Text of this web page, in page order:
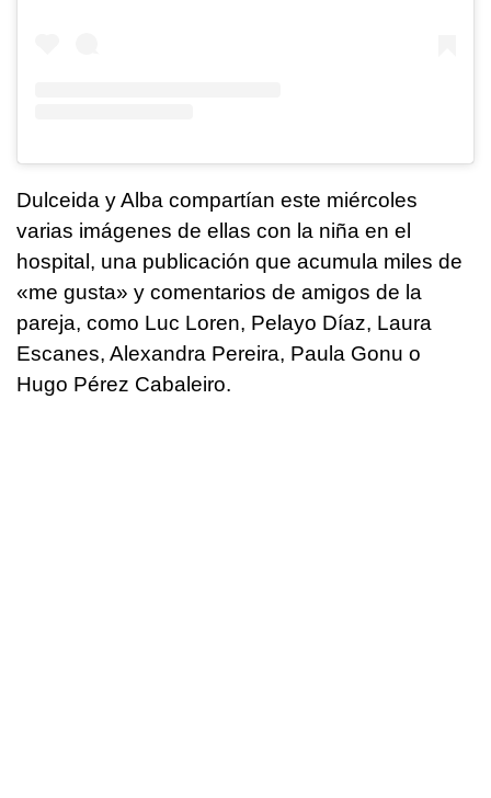
Dulceida y Alba compartían este miércoles
varias imágenes de ellas con la niña en el
hospital, una publicación que acumula miles de
«me gusta» y comentarios de amigos de la
pareja, como Luc Loren, Pelayo Díaz, Laura
Escanes, Alexandra Pereira, Paula Gonu o
Hugo Pérez Cabaleiro.